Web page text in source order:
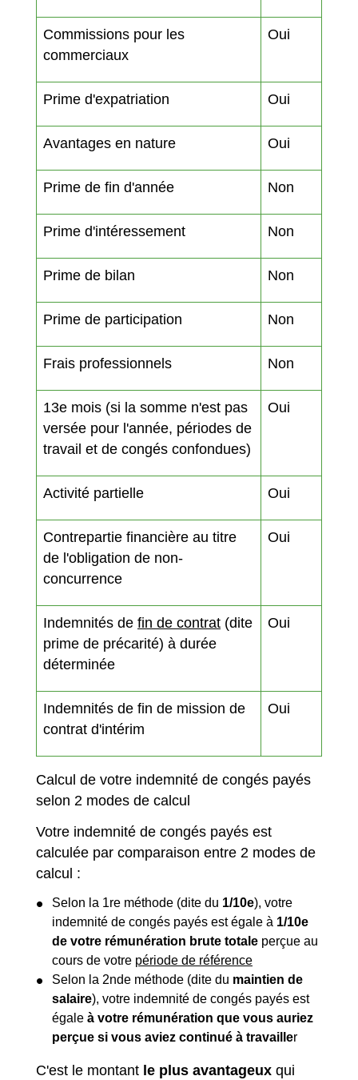
Commissions pour les
commerciaux
Oui
Prime d'expatriation Oui
Avantages en nature Oui
Prime de fin d'année Non
Prime d'intéressement Non
Prime de bilan Non
Prime de participation Non
Frais professionnels Non
13e mois (si la somme n'est pas
versée pour l'année, périodes de
travail et de congés confondues)
Oui
Activité partielle Oui
Contrepartie financière au titre
de l'obligation de non-
concurrence
Oui
Indemnités de fin de contrat (dite
prime de précarité) à durée
déterminée
Oui
Indemnités de fin de mission de
contrat d'intérim
Oui
Calcul de votre indemnité de congés payés
selon 2 modes de calcul
Votre indemnité de congés payés est
calculée par comparaison entre 2 modes de
calcul :
Selon la 1re méthode (dite du 1/10e), votre
indemnité de congés payés est égale à 1/10e
de votre rémunération brute totale perçue au
cours de votre période de référence
Selon la 2nde méthode (dite du maintien de
salaire), votre indemnité de congés payés est
égale à votre rémunération que vous auriez
perçue si vous aviez continué à travailler
C'est le montant le plus avantageux qui